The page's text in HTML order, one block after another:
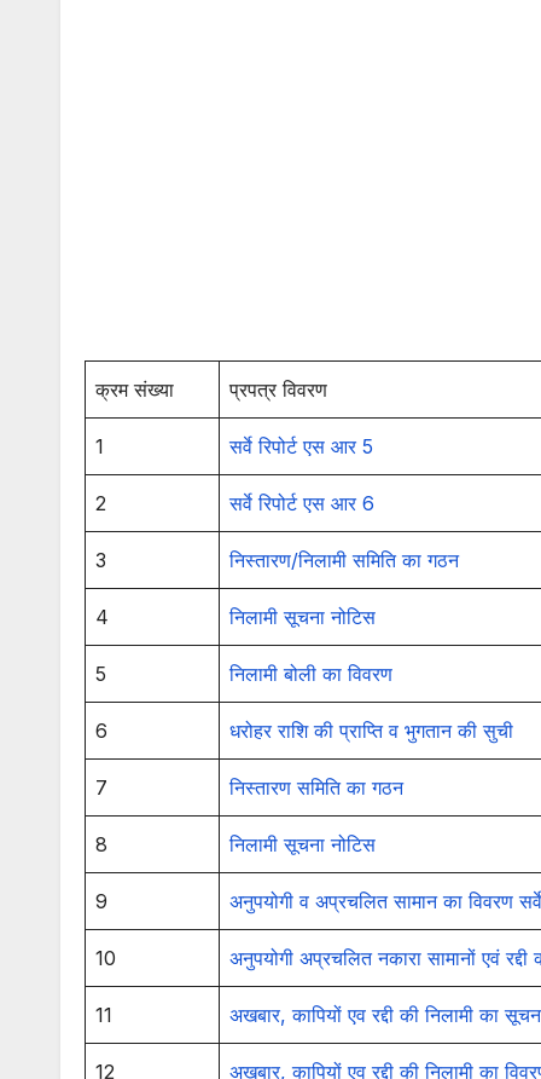
क्रम संख्या प्रपत्र विवरण
1 सर्वे रिपोर्ट एस आर 5
2 सर्वे रिपोर्ट एस आर 6
3 निस्तारण/निलामी समिति का गठन
4 निलामी सूचना नोटिस
5 निलामी बोली का विवरण
6 धरोहर राशि की प्राप्ति व भुगतान की सुची
7 निस्तारण समिति का गठन
8 निलामी सूचना नोटिस
9 अनुपयोगी व अप्रचलित सामान का विवरण
10 अनुपयोगी अप्रचलित नकारा सामानों एवं रद्दी
11 अखबार, कापियों एव रद्दी की निलामी का
12 अखबार, कापियों एव रद्दी की निलामी का